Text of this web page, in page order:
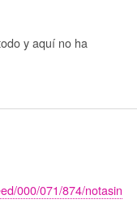
y aquí no ha
000/071/874/notasin